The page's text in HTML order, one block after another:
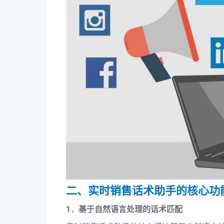
二、实时销售话术助手的核心功
1．基于自然语言处理的话术匹配